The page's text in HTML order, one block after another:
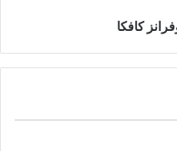
كافكا